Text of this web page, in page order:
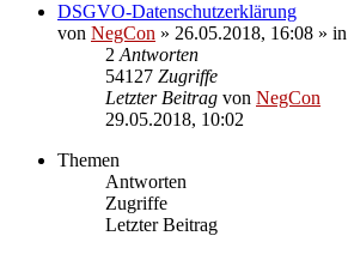
DSGVO-Datenschutzerklärung
von NegCon » 26.05.2018, 16:08 » in
2Antworten
54127 Zugriffe
Letzter Beitrag von NegCon
29.05.2018, 10:02
Themen
Antworten
Zugriffe
Letzter Beitrag